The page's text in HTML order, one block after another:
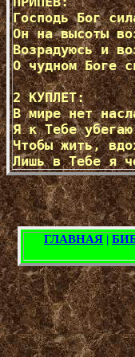
Господь Бог
Он на высоты
Возрадуюсь и
О чудном Боге
2 КУПЛЕТ:
В мире нет
Я к Тебе убегаю
Чтобы жить,